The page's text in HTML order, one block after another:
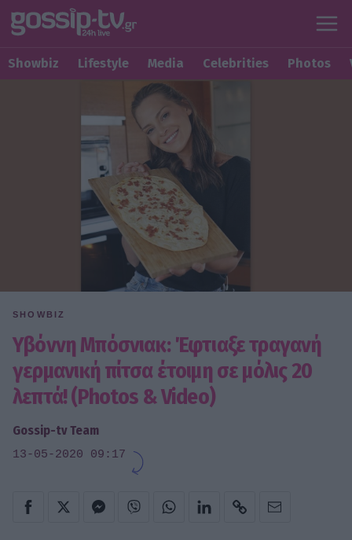
Showbiz Lifestyle Media Celebrities Photos
SHOWBIZ
Υβόννη Μπόσνιακ: Έφτιαξε τραγανή
γερμανική πίτσα έτοιμη σε μόλις 20
λεπτά! (Photos & Video)
Gossip-tv Team
13-05-2020 09:17